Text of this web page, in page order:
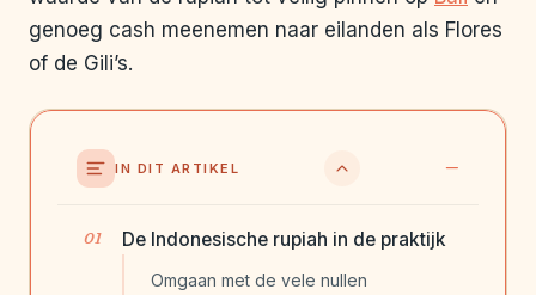
genoeg cash meenemen naar eilanden als Flores
of de Gili’s.
IN DIT ARTIKEL
De Indonesische rupiah in de praktijk
Omgaan met de vele nullen